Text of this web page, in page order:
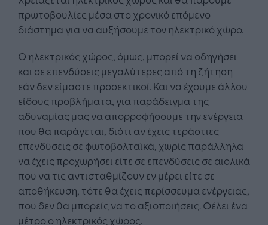
πρωτοβουλίες μέσα στο χρονικό επόμενο
διάστημα για να αυξήσουμε τον ηλεκτρικό χώρο.
Ο ηλεκτρικός χώρος, όμως, μπορεί να οδηγήσει
και σε επενδύσεις μεγαλύτερες από τη ζήτηση
εάν δεν είμαστε προσεκτικοί. Και να έχουμε άλλου
είδους προβλήματα, για παράδειγμα της
αδυναμίας μας να απορροφήσουμε την ενέργεια
που θα παράγεται, διότι αν έχεις τεράστιες
επενδύσεις σε φωτοβολταϊκά, χωρίς παράλληλα
να έχεις προχωρήσει είτε σε επενδύσεις σε αιολικά
που να τις αντισταθμίζουν εν μέρει είτε σε
αποθήκευση, τότε θα έχεις περίσσευμα ενέργειας,
που δεν θα μπορείς να το αξιοποιήσεις. Θέλει ένα
μέτρο ο ηλεκτρικός χώρος.